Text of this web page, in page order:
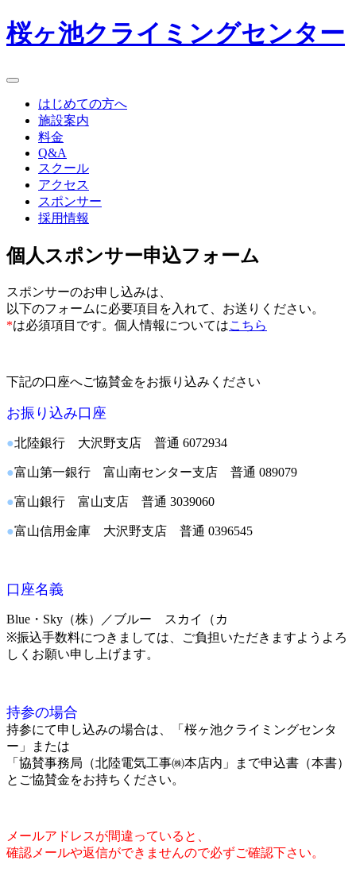
桜ヶ池クライミングセンター
toggle
navigationはじめての方へ
施設案内
料金
Q&A
スクール
アクセス
スポンサー
採用情報
個人スポンサー申込フォーム
スポンサーのお申し込みは、
以下のフォームに必要項目を入れて、お送りください。
*は必須項目です。個人情報についてはこちら
下記の口座へご協賛金をお振り込みください
お振り込み口座
●北陸銀行 大沢野支店 普通 6072934
●富山第一銀行 富山南センター支店 普通 089079
●富山銀行 富山支店 普通 3039060
●富山信用金庫 大沢野支店 普通 0396545
口座名義
Blue・Sky（株）／ブルー スカイ（カ
※振込手数料につきましては、ご負担いただきますようよろ
しくお願い申し上げます。
持参の場合
持参にて申し込みの場合は、「桜ヶ池クライミングセンタ
ー」または
「協賛事務局（北陸電気工事㈱本店内」まで申込書（本書）
とご協賛金をお持ちください。
メールアドレスが間違っていると、
確認メールや返信ができませんので必ずご確認下さい。